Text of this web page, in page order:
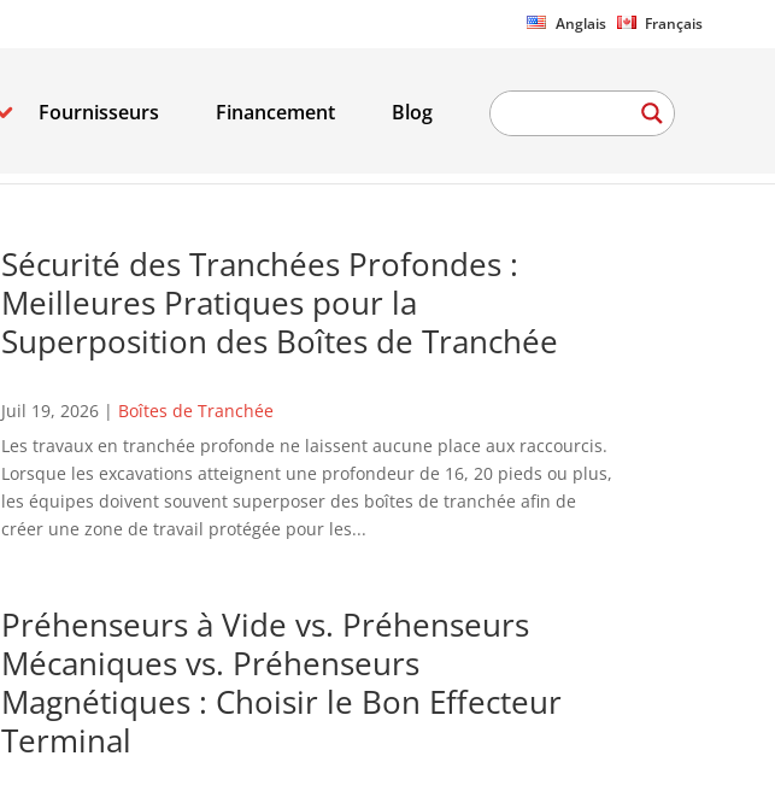
Anglais Français
Fournisseurs Financement Blog
Sécurité des Tranchées Profondes :
Meilleures Pratiques pour la
Superposition des Boîtes de Tranchée
Juil 19, 2026| Boîtes de Tranchée
Les travaux en tranchée profonde ne laissent aucune place aux raccourcis.
Lorsque les excavations atteignent une profondeur de 16, 20 pieds ou plus,
les équipes doivent souvent superposer des boîtes de tranchée afin de
créer une zone de travail protégée pour les...
Préhenseurs à Vide vs. Préhenseurs
Mécaniques vs. Préhenseurs
Magnétiques : Choisir le Bon Effecteur
Terminal